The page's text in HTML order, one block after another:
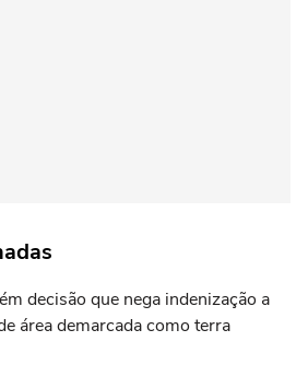
decisão que nega indenização a
área demarcada como terra